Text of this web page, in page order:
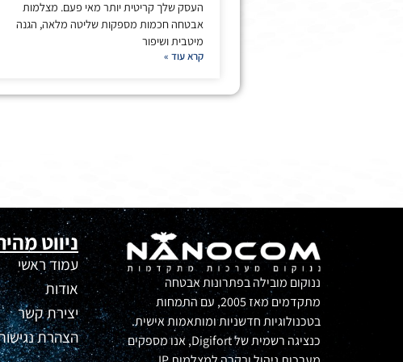
העסק שלך קריטית יותר מאי פעם. מצלמות
אבטחה חכמות מספקות שליטה מלאה, הגנה
מיטבית ושיפור
קרא עוד »
ננוקום מובילה בפתרונות אבטחה
מתקדמים מאז 2005, עם התמחות
בטכנולוגיות חדשניות ומותאמות אישית.
כנציגה רשמית של Digifort, אנו מספקים
ניווט
עמוד ראשי
אודות
יצירת קשר
הצהרת